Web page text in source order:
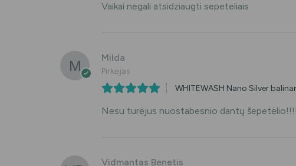
Vaikai negali atsidziaugti sepeteliais
Milda
Pirkėjas
WHITEWASH Nano Silver
Nesu turėjus nuostabesnio dantų
Vidmantas Benetis